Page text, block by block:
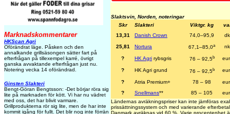
Marknadskommentarer
HKScan Agri
Oförändrat läge. Påsken och den
annalkande grillsäsongen sätter fart på
efterfrågan på tillexempel karré, övrigt
ganska avvaktande efterfrågan just nu.
Notering vecka 14 oförändrad.
Ginsten Slakteri
Bengt-Göran Bengtsson: -Det börjar röra sig
lite på marknaden för kött. Vi har nu vädret
med oss, det har blivit varmare.
Grillprodukterna rör sig lite, men de har inte
kommit igång för fullt. Det blir nog inte förrän
Slaktsvin, Norden, noteringar
Skr
Slakteri Viktgr. kg
13,31
Danish Crown 74,0–95,9
25,81
Nortura 67,1–85,0a
? HK Agri rybsgris 76 – 92,5b
? HK Agri grund 76 – 92,5b
? Atria Premium+ 78 – 98
?
Snellmans** 85 – 105
Ländernas avräkningspriser kan inte jämföras
prissättningssystem och med varierande
Danmark avräknas vid 60 %. Varje procentenhet